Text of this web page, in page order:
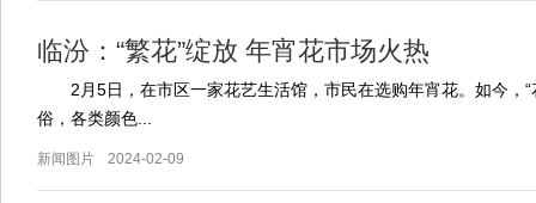
临汾：“繁花”绽放 年宵花市场火热
2月5日，在市区一家花艺生活馆，市民在选购年宵花。如今，“
俗，各类颜色...
新闻图片 2024-02-09